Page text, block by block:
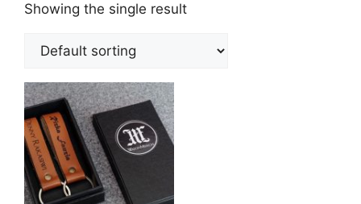
Showing the single result